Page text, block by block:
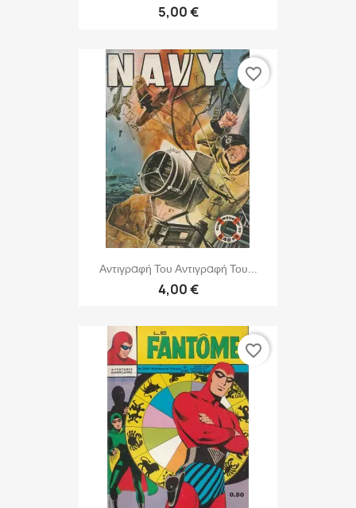
5,00 €
Αντιγραφή Του Αντιγραφή Του...
4,00 €
favorite_border
favorite_border